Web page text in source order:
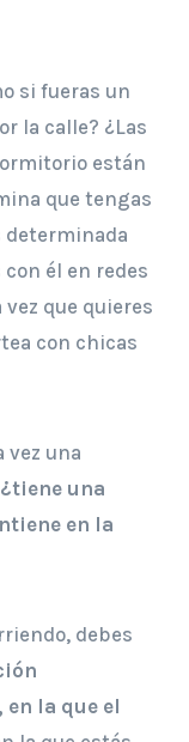
si fueras un
la calle? ¿Las
están
que tengas
determinada
él en redes
vez que quieres
con chicas
vez una
¿tiene una
en la
debes
la que el